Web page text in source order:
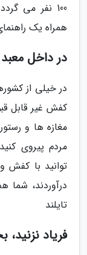
100 نفر می
همراه یک
در داخل
در خیلی از
کفش غیر قابل
مغازه ها و
مردم پیروی
توانید با کفش
درآوردند، شما
تایلند
فریاد